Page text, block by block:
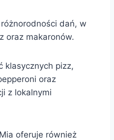
dań, w
oraz makaronów.
klasycznych pizz,
oraz
z lokalnymi
oferuje również